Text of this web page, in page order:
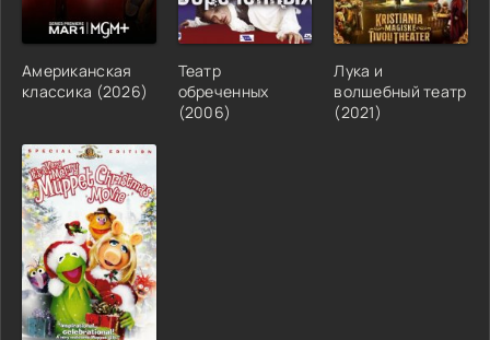
Американская
классика (2026)
Театр
обреченных
(2006)
Лука и
волшебный театр
(2021)